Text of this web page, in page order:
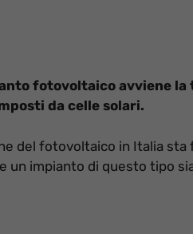
fotovoltaico avviene
da celle solari.
del fotovoltaico in Italia sta
un impianto di questo tipo